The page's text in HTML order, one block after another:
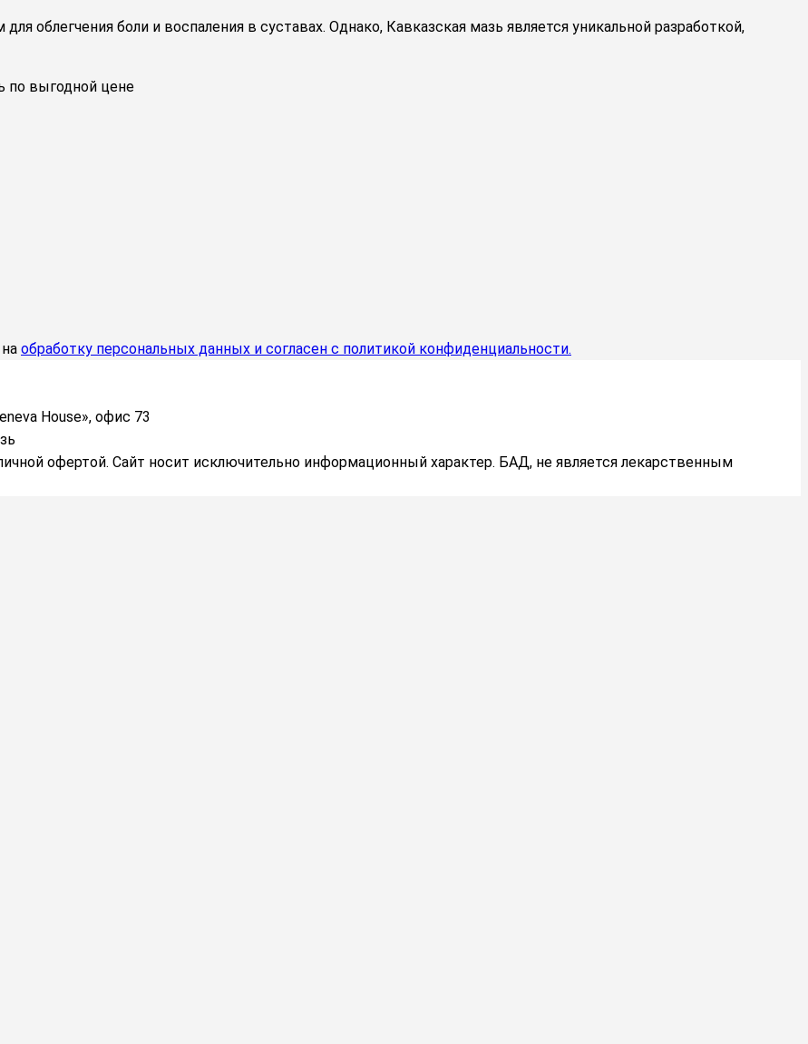
облегчения боли и воспаления в суставах. Однако, Кавказская мазь является уникальной разработкой,
по выгодной цене
обработку персональных данных и согласен с политикой конфиденциальности.
House», офис 73
офертой. Сайт носит исключительно информационный характер. БАД, не является лекарственным